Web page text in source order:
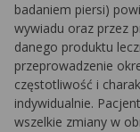
badaniem piersi)
wywiadu oraz przez
danego produktu
przeprowadzenie
częstotliwość i
indywidualnie.
wszelkie zmiany w